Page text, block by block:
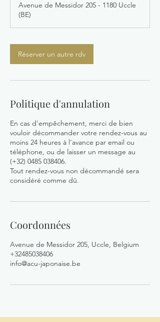
Avenue de Messidor 205 - 1180 Uccle
(BE)
Réserver un autre rdv
Politique d'annulation
En cas d'empêchement, merci de bien
vouloir décommander votre rendez-vous au
moins 24 heures à l'avance par email ou
téléphone, ou de laisser un message au
(+32) 0485 038406.
Tout rendez-vous non décommandé sera
considéré comme dû.
Coordonnées
Avenue de Messidor 205, Uccle, Belgium
+32485038406
info@acu-japonaise.be